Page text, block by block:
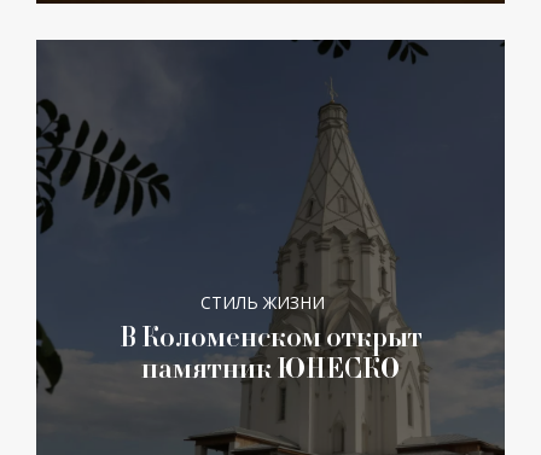
СТИЛЬ ЖИЗНИ
В Коломенском открыт
памятник ЮНЕСКО